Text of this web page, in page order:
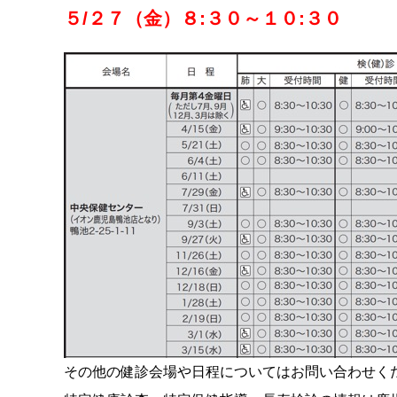
５/２７（金）８:３０～１０:３０
その他の健診会場や日程についてはお問い合わせく